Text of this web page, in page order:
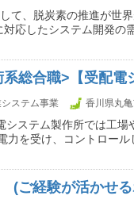
て、脱炭素の推進が世
応したシステム開発の
総合職>【受配電
ステム事業 香川県丸
システム製作所では工
力を受け、コントロー
ご経験が活かせる